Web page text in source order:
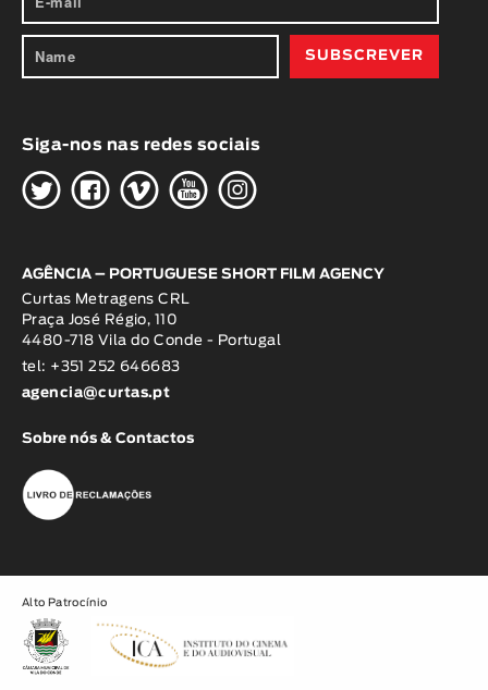
Siga-nos nas redes sociais
HGWOK
AGÊNCIA – PORTUGUESE SHORT FILM AGENCY
Curtas Metragens CRL
Praça José Régio, 110
4480-718 Vila do Conde - Portugal
tel: +351 252 646683
agencia@curtas.pt
Sobre nós & Contactos
Alto Patrocínio